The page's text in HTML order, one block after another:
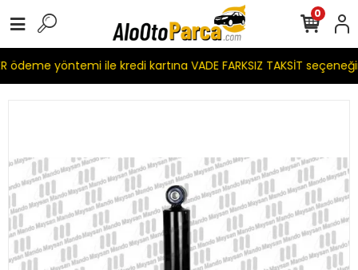
ödeme yöntemi ile kredi kartına VADE FARKSIZ TAKSİT
0